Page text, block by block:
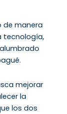
de manera
tecnología,
mejorar
la
los dos